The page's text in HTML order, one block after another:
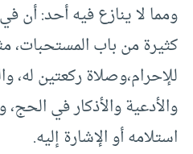
ومما لا ينازع فيه أحد: أن في
كثيرة من باب المستحبات،
للإحرام،وصلاة ركعتين له،
والأدعية والأذكار في
استلامه أو الإشارة إليه.